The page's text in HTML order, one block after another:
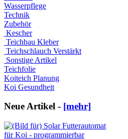
Wasserpflege
Technik
Zubehör
Kescher
Teichbau Kleber
Teichschlauch Verstärkt
Sonstige Artikel
Teichfolie
Koiteich Planung
Koi Gesundheit
Neue Artikel - [mehr]